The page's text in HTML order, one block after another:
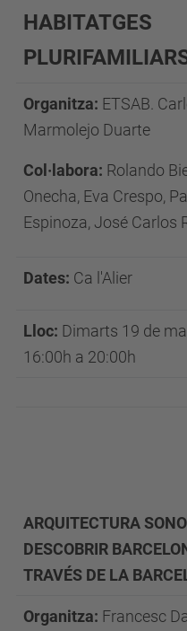
HABITATGES
Organitza: ETSAB.
Marmolejo Duarte
Col·labora: Rolando
Onecha, Eva Crespo,
Espinoza, José Carlos
Dates: Ca l'Alier
Lloc: Dimarts 19 de
16:00h a 20:00h
ARQUITECTURA
DESCOBRIR
TRAVÉS DE LA
Organitza: Francesc